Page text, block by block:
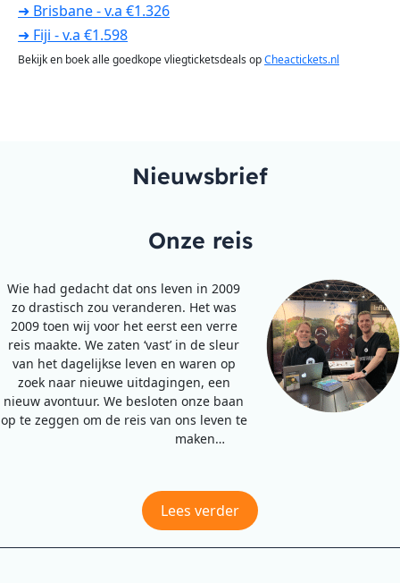
➜ Brisbane - v.a €1.326
➜ Fiji - v.a €1.598
Bekijk en boek alle goedkope vliegticketsdeals opCheactickets.nl
Nieuwsbrief
Onze reis
Wie had gedacht dat ons leven in 2009
zo drastisch zou veranderen. Het was
2009 toen wij voor het eerst een verre
reis maakte. We zaten ‘vast’ in de sleur
van het dagelijkse leven en waren op
zoek naar nieuwe uitdagingen, een
nieuw avontuur. We besloten onze baan
op te zeggen om de reis van ons leven te
maken…
Lees verder